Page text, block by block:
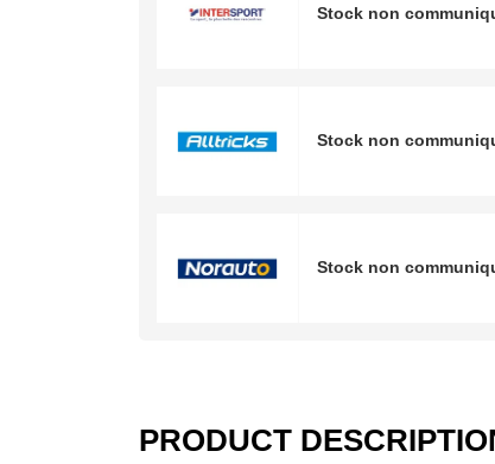
Stock non
Stock non
Stock non
PRODUCT